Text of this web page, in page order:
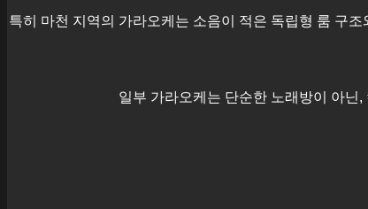
특히 마천 지역의 가라오케는 소음이 적은 독립형 룸 구
일부 가라오케는 단순한 노래방이 아닌